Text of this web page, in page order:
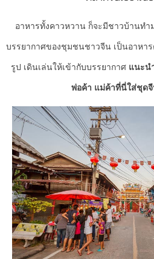
อาหารทั้งคาวหวาน ก็จะมีชาวบ้านทำ
บรรยากาศของชุมชนชาวจีน เป็นอาหา
รูป เดินเล่นให้เข้ากับบรรยากาศ แนะน
พ่อค้า แม่ค้าที่นี่ใส่ชุด